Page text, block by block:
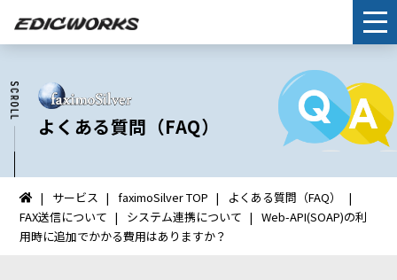
よくある質問（FAQ）
イ
ン
サービス faximoSilver TOP
よくある質問（FAQ）
FAX送信について
システム連携について
Web-API(SOAP)の利
用時に追加でかかる費用はありますか？